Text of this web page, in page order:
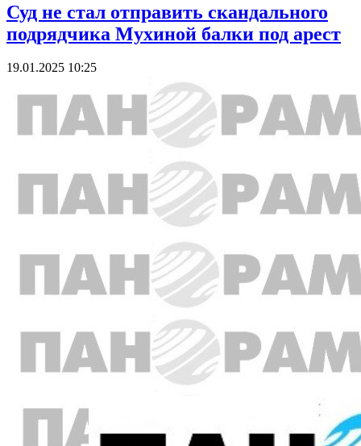
Суд не стал отправить скандального
подрядчика Мухиной балки под арест
19.01.2025 10:25